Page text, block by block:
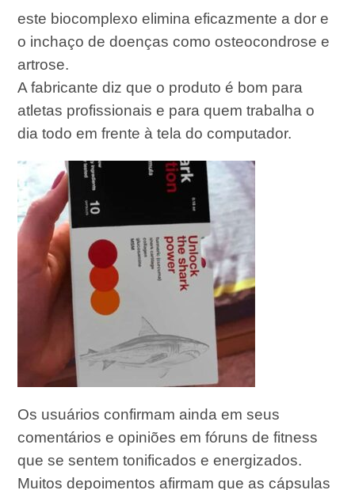
este biocomplexo elimina eficazmente a dor e
o inchaço de doenças como osteocondrose e
artrose.
A fabricante diz que o produto é bom para
atletas profissionais e para quem trabalha o
dia todo em frente à tela do computador.
Os usuários confirmam ainda em seus
comentários e opiniões em fóruns de fitness
que se sentem tonificados e energizados.
Muitos depoimentos afirmam que as cápsulas